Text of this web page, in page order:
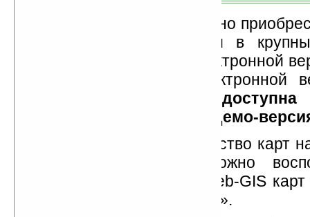
«Прогород» также можно
виде коробочной версии в
сетях, а также в виде электронной
проекта. Стоимость электронной
На сайте доступна
полнофункциональная демо-
Оценить объём и качество карт
сервиса «Прогород» можно
специальной утилитой Web-GIS
gorod.ru в разделе «Карты».